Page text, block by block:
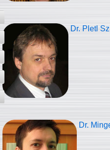
Dr. Pletl
Dr.